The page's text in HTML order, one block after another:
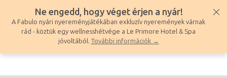
tartalomhoz
Ne engedd, hogy véget érjen a nyár!
A Fabulo nyári nyereményjátékában exkluzív nyeremények várnak
rád - köztük egy wellnesshétvége a Le Primore Hotel & Spa
jóvoltából. További információk →